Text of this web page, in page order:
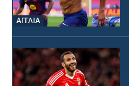
ΑΓΓΛΙΑ